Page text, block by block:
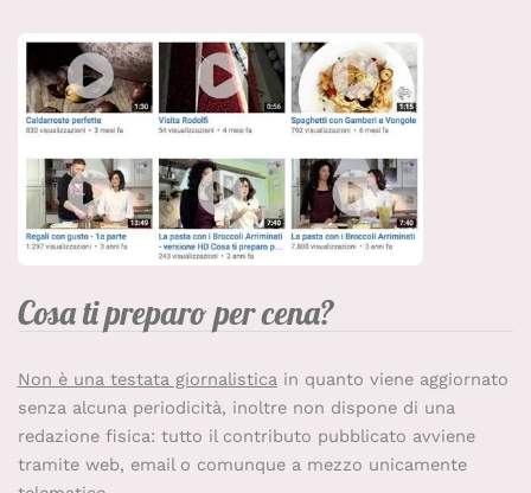
Cosa ti preparo per cena?
Non è una testata giornalisticain quanto viene aggiornato
senza alcuna periodicità, inoltre non dispone di una
redazione fisica: tutto il contributo pubblicato avviene
tramite web, email o comunque a mezzo unicamente